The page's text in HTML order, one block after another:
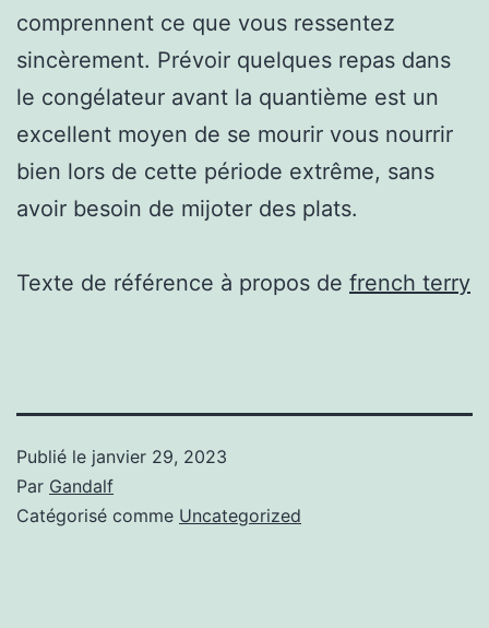
comprennent ce que vous ressentez
sincèrement. Prévoir quelques repas dans
le congélateur avant la quantième est un
excellent moyen de se mourir vous nourrir
bien lors de cette période extrême, sans
avoir besoin de mijoter des plats.
Texte de référence à propos de french terry
Publié le janvier 29, 2023
Par Gandalf
Catégorisé comme Uncategorized